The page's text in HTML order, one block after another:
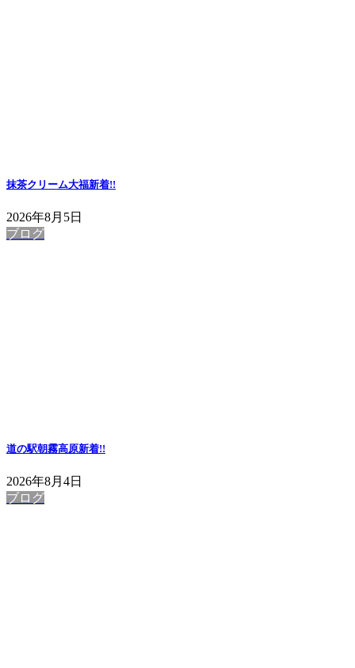
抹茶クリーム大福新着!!
2026年8月5日
ブログ
道の駅朝霧高原新着!!
2026年8月4日
ブログ